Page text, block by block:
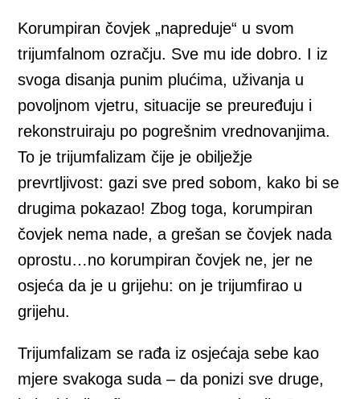
Korumpiran čovjek „napreduje“ u svom
trijumfalnom ozračju. Sve mu ide dobro. I iz
svoga disanja punim plućima, uživanja u
povoljnom vjetru, situacije se preuređuju i
rekonstruiraju po pogrešnim vrednovanjima.
To je trijumfalizam čije je obilježje
prevrtljivost: gazi sve pred sobom, kako bi se
drugima pokazao! Zbog toga, korumpiran
čovjek nema nade, a grešan se čovjek nada
oprostu…no korumpiran čovjek ne, jer ne
osjeća da je u grijehu: on je trijumfirao u
grijehu.
Trijumfalizam se rađa iz osjećaja sebe kao
mjere svakoga suda – da ponizi sve druge,